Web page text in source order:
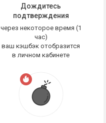
Дождитесь
подтверждения
через некоторое время (1
час)
ваш кэшбэк отобразится
в личном кабинете